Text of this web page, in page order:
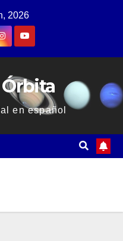
2026
en español